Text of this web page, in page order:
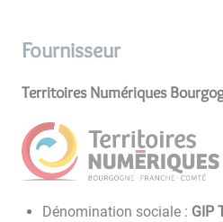
Fournisseur
Territoires Numériques
Dénomination sociale : GIP